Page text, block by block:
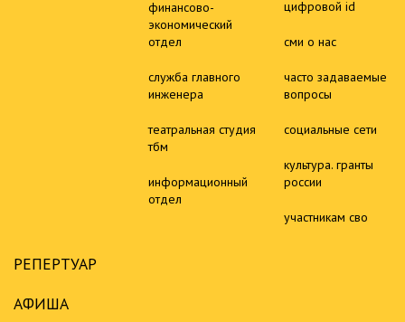
финансово-
экономический
отдел
служба главного
инженера
театральная студия
тбм
информационный
отдел
цифровой id
сми о нас
часто задаваемые
вопросы
социальные сети
культура. гранты
россии
участникам сво
РЕПЕРТУАР
АФИША